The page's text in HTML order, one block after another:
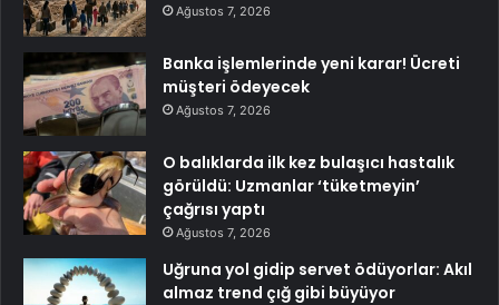
Ağustos 7, 2026
Banka işlemlerinde yeni karar! Ücreti
müşteri ödeyecek
Ağustos 7, 2026
O balıklarda ilk kez bulaşıcı hastalık
görüldü: Uzmanlar ‘tüketmeyin’
çağrısı yaptı
Ağustos 7, 2026
Uğruna yol gidip servet ödüyorlar: Akıl
almaz trend çığ gibi büyüyor